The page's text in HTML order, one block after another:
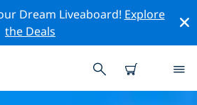
Dream Liveaboard! Explore
the Deals